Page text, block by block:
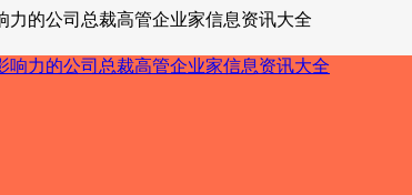
的公司总裁高管企业家信息资讯大全